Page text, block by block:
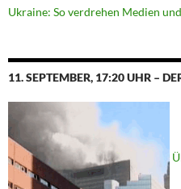
Ukraine: So verdrehen Medien
11. SEPTEMBER, 17:20 UHR –